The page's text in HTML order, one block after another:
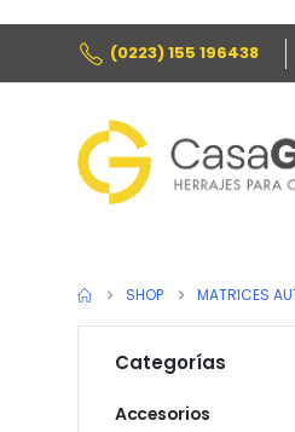
(0223) 155 196438
SHOP MATRICES
Categorías
Accesorios